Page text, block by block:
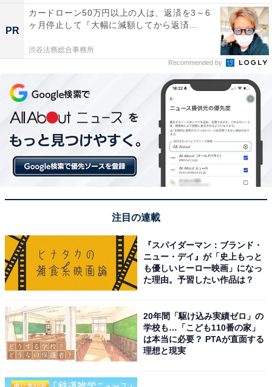
PR
カードローン50万円以上の人は、返済を3～6
ヶ月停止して『大幅に減額してから返済...
渋谷法務総合事務所
Recommended by
注目の連載
『スパイダーマン：ブランド・
ニュー・デイ』が「史上もっと
も優しいヒーロー映画」になっ
た理由。予習したい作品は？
20年間「駆け込み実績ゼロ」の
学校も…「こども110番の家」
は本当に必要？ PTAが直面する
理想と現実